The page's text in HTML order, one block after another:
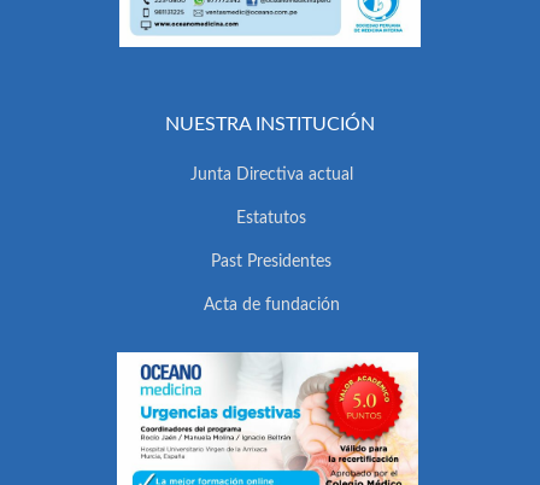
NUESTRA INSTITUCIÓN
Junta Directiva actual
Estatutos
Past Presidentes
Acta de fundación